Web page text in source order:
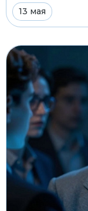
13 мая